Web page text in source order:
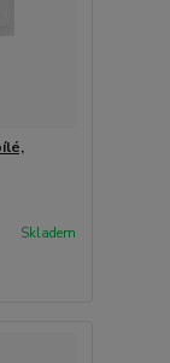
Skladem